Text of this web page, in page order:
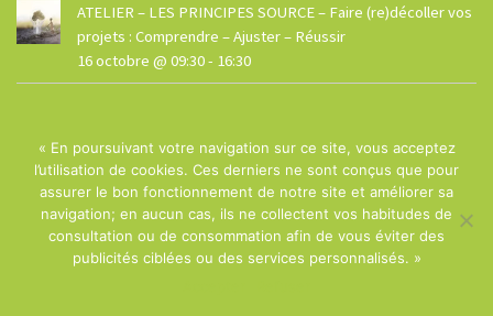
ATELIER – LES PRINCIPES SOURCE – Faire (re)décoller vos
projets : Comprendre – Ajuster – Réussir
16 octobre @ 09:30- 16:30
© La Maison - Site réalisé parDphi
« En poursuivant votre navigation sur ce site, vous acceptez
l’utilisation de cookies. Ces derniers ne sont conçus que pour
assurer le bon fonctionnement de notre site et améliorer sa
navigation; en aucun cas, ils ne collectent vos habitudes de
consultation ou de consommation afin de vous éviter des
publicités ciblées ou des services personnalisés. »